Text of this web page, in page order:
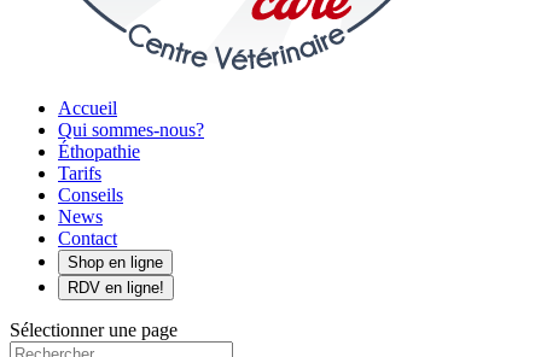
Accueil
Qui sommes-nous?
Éthopathie
Tarifs
Conseils
News
Contact
Shop en ligne
RDV en ligne!
Sélectionner une page